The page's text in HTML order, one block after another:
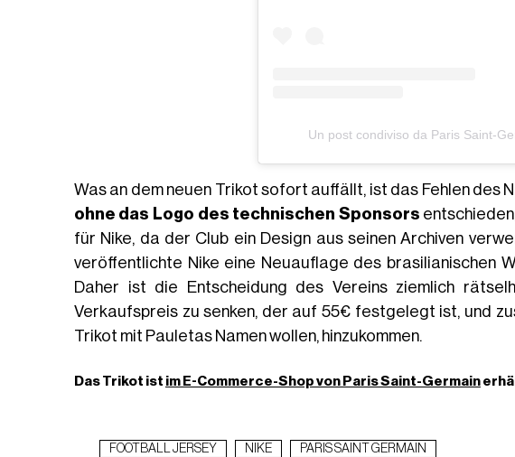
Un post condiviso da Paris Saint-
Was an dem neuen Trikot sofort auffällt, ist das Fehlen des
ohne das Logo des technischen Sponsors
für Nike, da der Club ein Design aus seinen Archiven
veröffentlichte Nike eine Neuauflage des brasilianischen
Daher ist die Entscheidung des Vereins ziemlich
Verkaufspreis zu senken, der auf 55€ festgelegt ist, und
Trikot mit Pauletas Namen wollen, hinzukommen.
Das Trikot ist im E-Commerce-Shop von Paris Saint-Germain
FOOTBALL JERSEY NIKE PARIS SAINT GERMAIN